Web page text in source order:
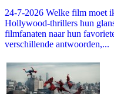
24-7-2026 Welke film moet
Hollywood-thrillers hun
filmfanaten naar hun
verschillende antwoorden,...